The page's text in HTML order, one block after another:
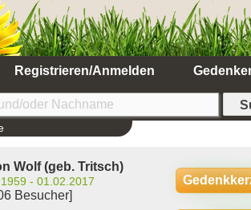
Registrieren/Anmelden
Wolf(geb. Tritsch)
- 01.02.2017
Besucher]